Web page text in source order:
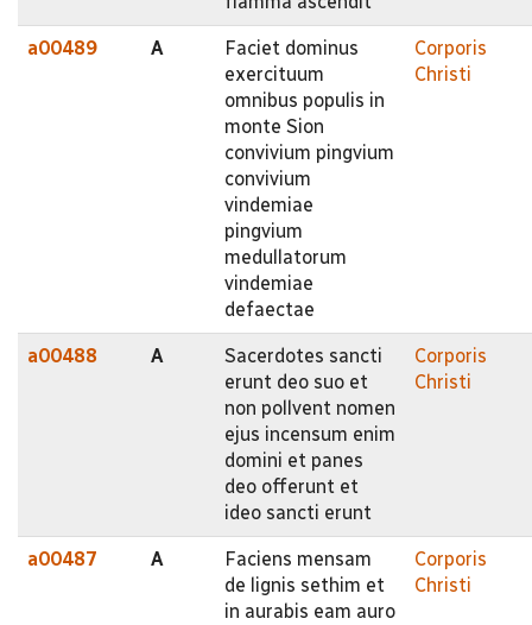
a00489 A
Faciet dominus
exercituum
omnibus populis in
monte Sion
convivium pingvium
convivium
vindemiae
pingvium
medullatorum
vindemiae
defaectae
Corporis
Christi
a00488 A
Sacerdotes sancti
erunt deo suo et
non pollvent nomen
ejus incensum enim
domini et panes
deo offerunt et
ideo sancti erunt
Corporis
Christi
a00487 A
Faciens mensam
de lignis sethim et
in aurabis eam auro
Corporis
Christi